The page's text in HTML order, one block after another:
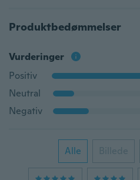
Produktbedømmelser
Vurderinger
Positiv
Neutral
Negativ
Alle Billede